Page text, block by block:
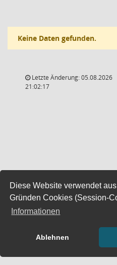
Diese Website verwendet
Gründen Cookies (Session-
Informationen
Ablehnen
Keine Daten gefunden.
Letzte Änderung: 05.08.2026
21:02:17